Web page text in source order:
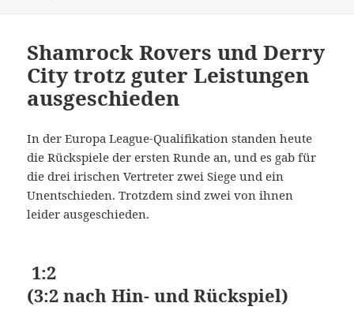
Shamrock Rovers und Derry
City trotz guter Leistungen
ausgeschieden
In der Europa League-Qualifikation standen heute
die Rückspiele der ersten Runde an, und es gab für
die drei irischen Vertreter zwei Siege und ein
Unentschieden. Trotzdem sind zwei von ihnen
leider ausgeschieden.
1:2
(3:2 nach Hin- und Rückspiel)